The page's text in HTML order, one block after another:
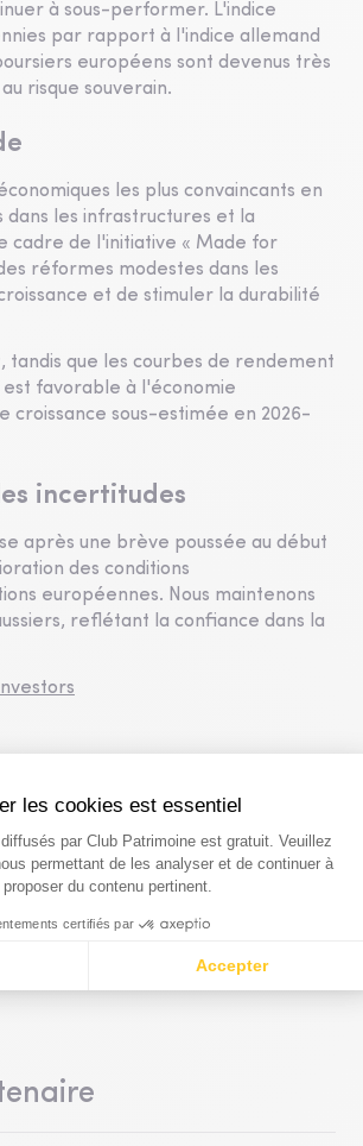
à sous-performer. L'indice
par rapport à l'indice allemand
européens sont devenus très
risque souverain.
les plus convaincants en
dans les infrastructures et la
cadre de l'initiative « Made for
réformes modestes dans les
et de stimuler la durabilité
que les courbes de rendement
favorable à l'économie
croissance sous-estimée en 2026-
incertitudes
après une brève poussée au début
des conditions
européennes. Nous maintenons
reflétant la confiance dans la